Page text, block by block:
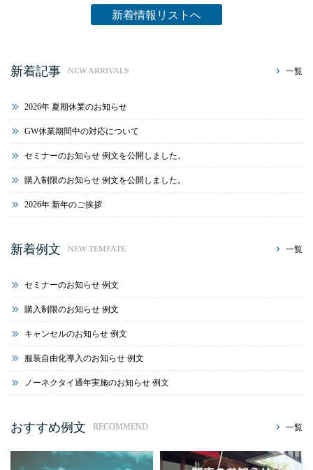
新着情報リストへ
新着記事 NEW ARRIVALS 一覧
2026年 夏期休業のお知らせ
GW休業期間中の対応について
セミナーのお知らせ 例文を公開しました。
購入制限のお知らせ 例文を公開しました。
2026年 新年のご挨拶
新着例文 NEW TEMPATE 一覧
セミナーのお知らせ 例文
購入制限のお知らせ 例文
キャンセルのお知らせ 例文
服装自由化導入のお知らせ 例文
ノーネクタイ通年実施のお知らせ 例文
おすすめ例文 RECOMMEND 一覧